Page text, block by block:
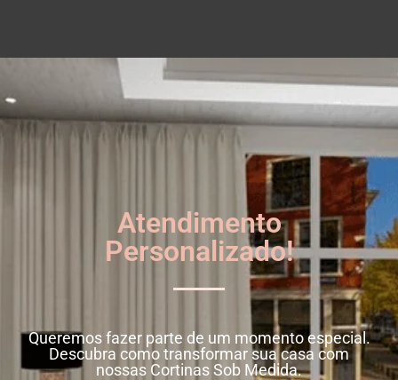
Atendimento
Personalizado!
Queremos fazer parte de um momento especial.
Descubra como transformar sua casa com
nossas Cortinas Sob Medida.